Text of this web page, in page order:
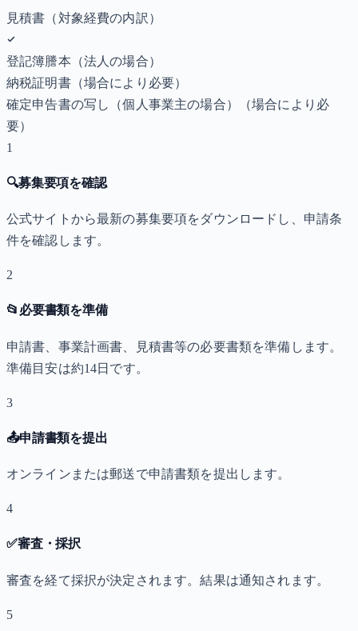
見積書（対象経費の内訳）
登記簿謄本（法人の場合）
納税証明書（場合により必要）
確定申告書の写し（個人事業主の場合）
（場合により必
要）
1
🔍募集要項を確認
公式サイトから最新の募集要項をダウンロードし、申請条
件を確認します。
2
📂 必要書類を準備
申請書、事業計画書、見積書等の必要書類を準備します。
準備目安は約14日です。
3
📤申請書類を提出
オンラインまたは郵送で申請書類を提出します。
4
✅審査・採択
審査を経て採択が決定されます。結果は通知されます。
5